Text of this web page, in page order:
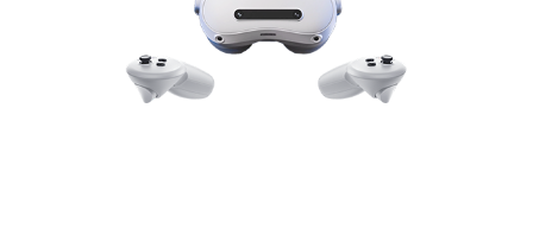
加速计量程：±8 g
最小分辨率：0.02°
静态姿态精度：Roll/Pitch 1.0°，Yaw 2